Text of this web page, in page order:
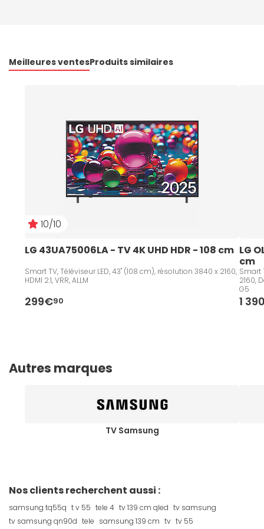
Meilleures ventesProduits similaires
10/10
LG 43UA75006LA - TV 4K UHD HDR - 108 cm
Smart TV, Téléviseur LED, 43" (108 cm), résolution 3840 x 2160,
HDMI 2.1, VRR, ALLM
299€90
LG
cm
Smart
2160,
G5
1
Autres marques
TV Samsung
Nos clients recherchent aussi :
samsung tq55q t v 55 tele 4 tv 139 cm qled tv samsung
tv samsung qn90d tele samsung 139 cm tv tv 55